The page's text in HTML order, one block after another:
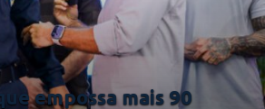
empossa mais 90